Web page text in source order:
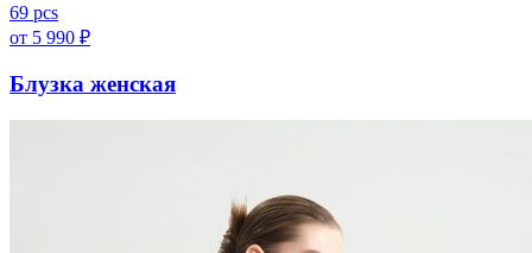
69 pcs
от 5 990 ₽
Блузка женская